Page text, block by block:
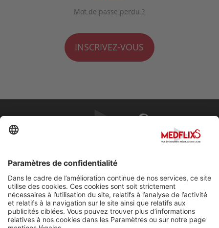
Mot de passe perdu ?
INSCRIVEZ-VOUS
À propos de MedflixS®
Aide
Contact
Mentions légales